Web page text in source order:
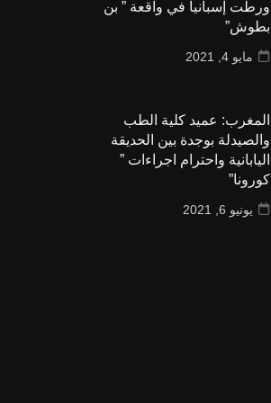
ورطت إسبانيا في واقعة ” بن
بطوش”
مايو 4, 2021
المغرب: عميد كلية الطب
والصيدلة بوجدة بين الحديقة
اليابانية واحترام اجراءات ”
كورونا”
يونيو 6, 2021